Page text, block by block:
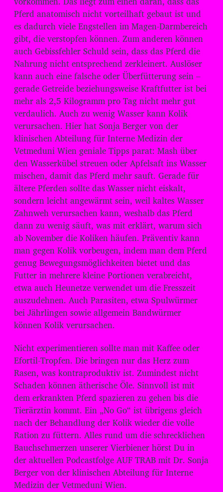
o
-
P
l
a
y
e
r
Pferd anatomisch nicht vorteilhaft gebaut ist und
es dadurch viele Engstellen im Magen-Darmbereich
gibt, die verstopfen können. Zum anderen können
auch Gebissfehler Schuld sein, dass das Pferd die
Nahrung nicht entsprechend zerkleinert. Auslöser
kann auch eine falsche oder Überfütterung sein –
gerade Getreide beziehungsweise Kraftfutter ist bei
mehr als 2,5 Kilogramm pro Tag nicht mehr gut
verdaulich. Auch zu wenig Wasser kann Kolik
verursachen. Hier hat Sonja Berger von der
klinischen Abteilung für Interne Medizin der
Vetmeduni Wien geniale Tipps parat: Mash über
den Wasserkübel streuen oder Apfelsaft ins Wasser
mischen, damit das Pferd mehr sauft. Gerade für
ältere Pferden sollte das Wasser nicht eiskalt,
sondern leicht angewärmt sein, weil kaltes Wasser
Zahnweh verursachen kann, weshalb das Pferd
dann zu wenig säuft, was mit erklärt, warum sich
ab November die Koliken häufen. Präventiv kann
man gegen Kolik vorbeugen, indem man dem Pferd
genug Bewegungsmöglichkeiten bietet und das
Futter in mehrere kleine Portionen verabreicht,
etwa auch Heunetze verwendet um die Fresszeit
auszudehnen. Auch Parasiten, etwa Spulwürmer
bei Jährlingen sowie allgemein Bandwürmer
können Kolik verursachen.
Nicht experimentieren sollte man mit Kaffee oder
Efortil-Tropfen. Die bringen nur das Herz zum
Rasen, was kontraproduktiv ist. Zumindest nicht
Schaden können ätherische Öle. Sinnvoll ist mit
dem erkrankten Pferd spazieren zu gehen bis die
Tierärztin kommt. Ein „No Go“ ist übrigens gleich
nach der Behandlung der Kolik wieder die volle
Ration zu füttern. Alles rund um die schrecklichen
Bauchschmerzen unserer Vierbiener hörst Du in
der aktuellen Podcastfolge AUF TRAB mit Dr. Sonja
Berger von der klinischen Abteilung für Interne
Medizin der Vetmeduni Wien.